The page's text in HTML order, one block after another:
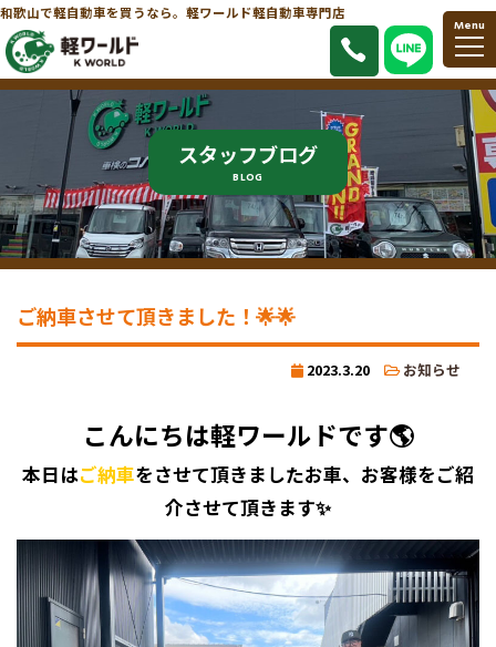
和歌山で軽自動車を買うなら。軽ワールド軽自動車専門店
Menu
スタッフブログ
BLOG
ご納車させて頂きました！🌟🌟
2023.3.20 お知らせ
こんにちは軽ワールドです🌎
本日はご納車をさせて頂きましたお車、お客様をご紹
介させて頂きます✨